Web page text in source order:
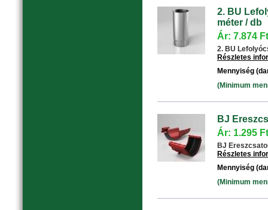
2. BU
méter / db
Ár: 7.874
2. BU
Részletes
Mennyiség
(Minimum
BJ
Ár: 1.295
BJ
Részletes
Mennyiség
(Minimum